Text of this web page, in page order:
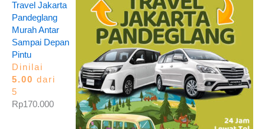
Travel Jakarta
Pandeglang
Murah Antar
Sampai Depan
Pintu
Dinilai
5.00 dari
5
Rp170.000